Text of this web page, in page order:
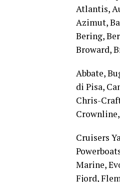
Atlantis,
Azimut,
Bering,
Broward,
Abbate,
di Pisa,
Chris-
Cruisers
Marine,
Fjord,